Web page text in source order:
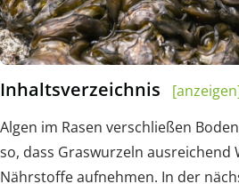
Inhaltsverzeichnis
Algen im Rasen verschließen
so, dass Graswurzeln ausreichend
Nährstoffe aufnehmen. In der